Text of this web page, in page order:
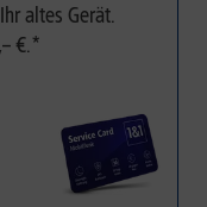
altes Gerät.
€.*